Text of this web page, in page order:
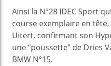
Ainsi la N°28 IDEC Sport
course exemplaire en tête,
Uitert, confirmant son
une “poussette” de Dries
BMW N°15.